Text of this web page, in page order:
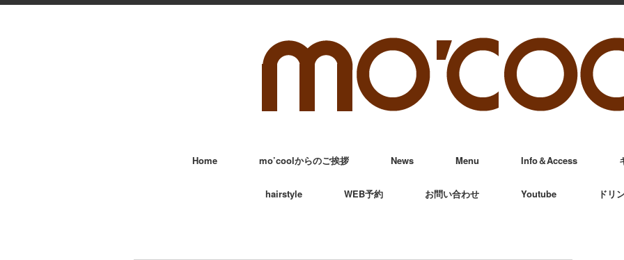
Home mo’coolからのご挨拶 News Menu Info＆Access
hairstyle WEB予約 お問い合わせ Youtube ドリ